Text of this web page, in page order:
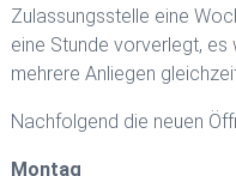
Zulassungsstelle eine
eine Stunde vorverlegt, es
mehrere Anliegen
Nachfolgend die neuen
Montag